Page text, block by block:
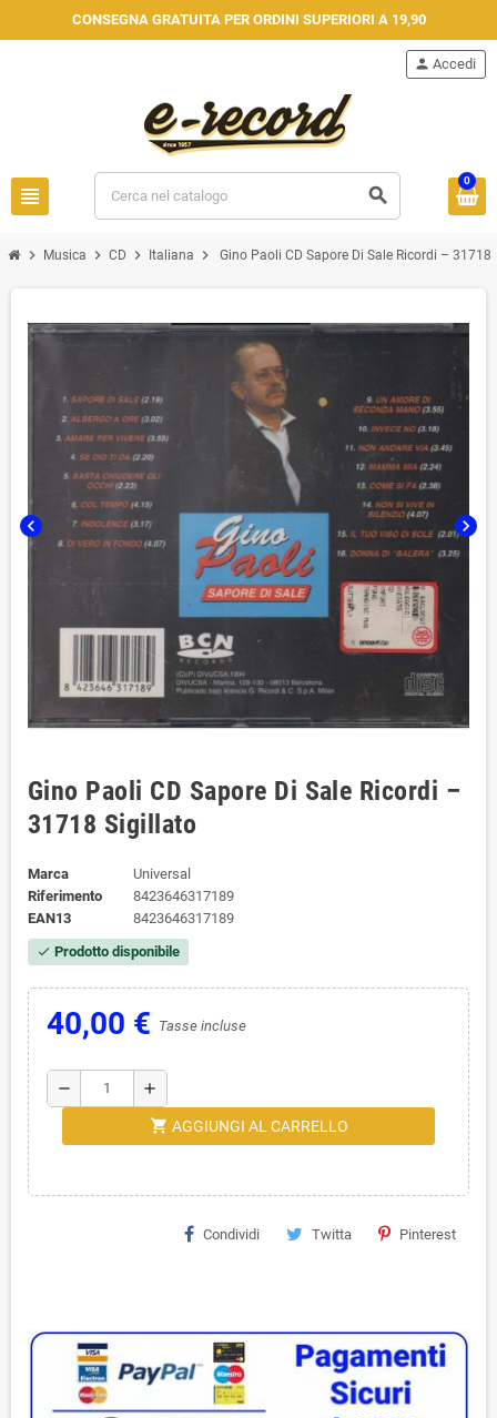
CONSEGNA GRATUITA PER ORDINI SUPERIORI A 19,90
view_headline search
person Accedi
0
chevron_right Musica chevron_right CD chevron_right Italiana chevron_right Gino Paoli CD Sapore Di Sale Ricordi ‎– 31718
chevron_left chevron_right
Gino Paoli CD Sapore Di Sale Ricordi ‎–
31718 Sigillato
Marca
Universal
Riferimento
8423646317189
EAN13
8423646317189
check Prodotto disponibile
40,00 € Tasse incluse
remove add
shopping_cart AGGIUNGI AL CARRELLO
Condividi Twitta Pinterest